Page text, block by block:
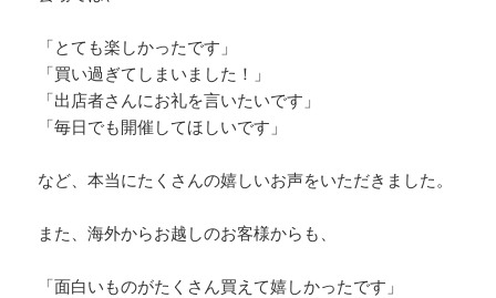
「とても楽しかったです」
「買い過ぎてしまいました！」
「出店者さんにお礼を言いたいです」
「毎日でも開催してほしいです」
など、本当にたくさんの嬉しいお声をいただきました。
また、海外からお越しのお客様からも、
「面白いものがたくさん買えて嬉しかったです」